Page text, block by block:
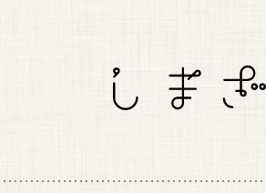
ケア・乳房ケア（完全予約制）